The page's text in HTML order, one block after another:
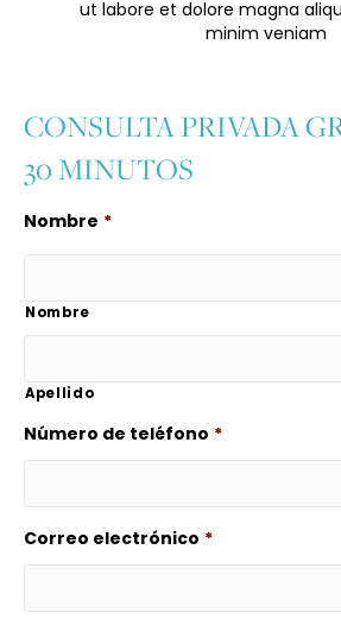
ut labore et dolore magna
minim veniam
CONSULTA PRIVADA
30 MINUTOS
Nombre *
Nombre
Apellido
Número de teléfono *
Correo electrónico *